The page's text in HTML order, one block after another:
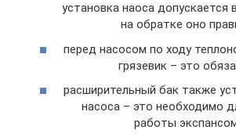
установка наоса допускается
на обратке оно
перед насосом по ходу
грязевик – это
расширительный бак также
насоса – это необходимо
работы